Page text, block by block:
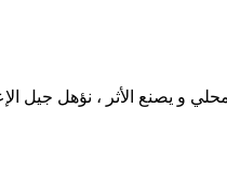
و يصنع الأثر ، نؤهل جيل